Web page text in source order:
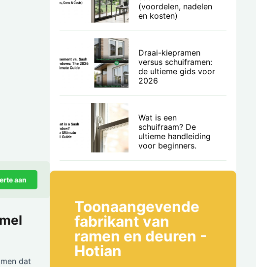
aan
dat
(voordelen, nadelen
en kosten)
Draai-kiepramen
versus schuiframen:
de ultieme gids voor
2026
Wat is een
schuifraam? De
ultieme handleiding
voor beginners.
Toonaangevende
fabrikant van
ramen en deuren -
Hotian